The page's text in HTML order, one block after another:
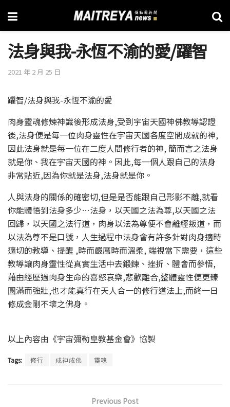
法身與我-永恆不渝的愛/躍智
2021 年 2 月 25 日
躍智/法身與我-永恆不渝的愛
肉身靈魂修煉神識後形成法身,受到宇宙天國神佛教導認證
後,法身便是每一位肉身靈性在宇宙天國各度空間成就的神,
因此法身就是每一位在二度人間修行者的神, 簡而言之法身
就是你、我在宇宙天國的神。因此,每一個人跟自己的法身
非常貼近,因為你就是法身,法身就是你。
人與法身的關係的確密切,但是是否能跟自己形影不離,就看
你能體悟到法身多少…法身，以天國之法為尊,以天國之法
回歸，以天國之法行道，肉身以法為尊便不會離經叛道，而
以法為尊不是口號，人生過程中法身會有許多針對肉身適時
適切的教導、提醒 ,時而嚴厲時而溫柔, 端視當下需要，這些
教導讓肉身靈性從真實生活中去鍛鍊、挫折、體會而參悟,
藉由經歷過肉身生命的喜怒哀樂,悲歡離合,整體靈性便更臻
圓滿而強壯,也才能真行在天人合一的修行道法上,而終一日
修成金剛不壞之佛身。
以上內容由《宇宙彌勒皇教基金會》協製
Tags: 修行 成神成佛 靈魂
Previous Post